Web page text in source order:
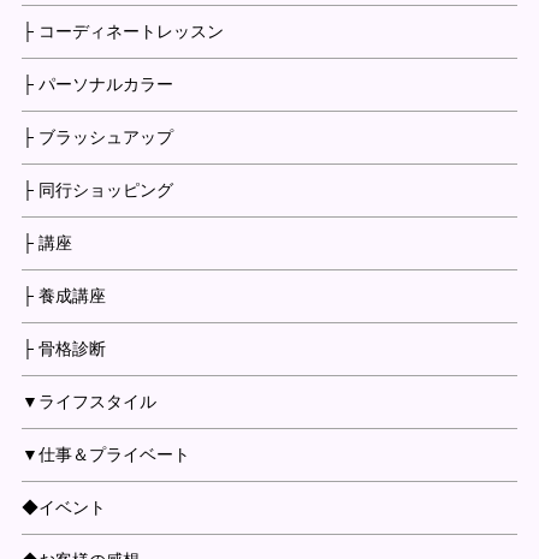
├ コーディネートレッスン
├ パーソナルカラー
├ ブラッシュアップ
├ 同行ショッピング
├ 講座
├ 養成講座
├ 骨格診断
▼ライフスタイル
▼仕事＆プライベート
◆イベント